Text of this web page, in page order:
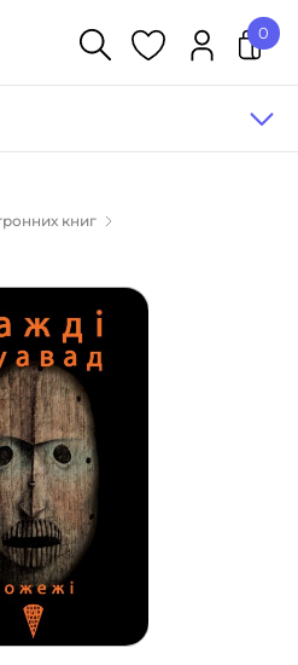
(1015)
посібники (527)
словники (55)
(1)
0
книг